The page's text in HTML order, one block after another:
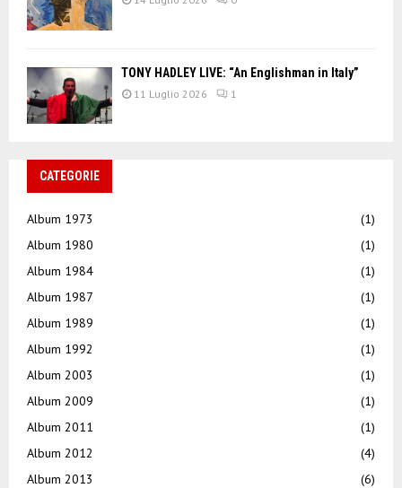
TONY HADLEY LIVE: “An Englishman in Italy”
11 Luglio 2026 1
CATEGORIE
Album 1973
(1)
Album 1980
(1)
Album 1984
(1)
Album 1987
(1)
Album 1989
(1)
Album 1992
(1)
Album 2003
(1)
Album 2009
(1)
Album 2011
(1)
Album 2012
(4)
Album 2013
(6)